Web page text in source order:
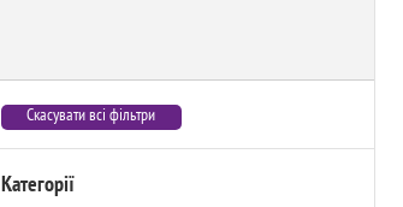
Скасувати всі фільтри
Категорії